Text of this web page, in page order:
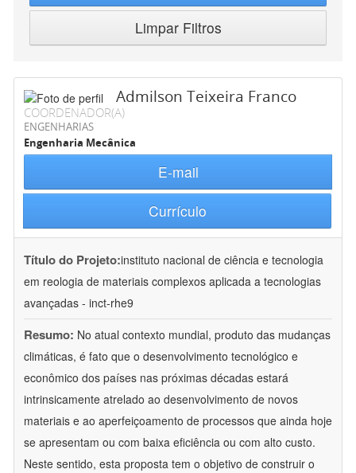
Limpar Filtros
Admilson Teixeira Franco
COORDENADOR(A)
ENGENHARIAS
Engenharia Mecânica
E-mail
Currículo
Título do Projeto:instituto nacional de ciência e tecnologia
em reologia de materiais complexos aplicada a tecnologias
avançadas - inct-rhe9
Resumo: No atual contexto mundial, produto das mudanças
climáticas, é fato que o desenvolvimento tecnológico e
econômico dos países nas próximas décadas estará
intrinsicamente atrelado ao desenvolvimento de novos
materiais e ao aperfeiçoamento de processos que ainda hoje
se apresentam ou com baixa eficiência ou com alto custo.
Neste sentido, esta proposta tem o objetivo de construir o